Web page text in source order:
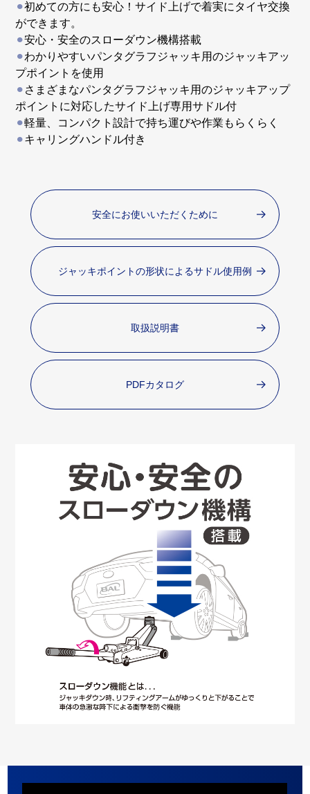
⚫︎初めての方にも安心！サイド上げで着実にタイヤ交換
ができます。
⚫︎安心・安全のスローダウン機構搭載
⚫︎わかりやすいパンタグラフジャッキ用のジャッキアッ
プポイントを使用
⚫︎ さまざまなパンタグラフジャッキ用のジャッキアップ
ポイントに対応したサイド上げ専用サドル付
⚫︎軽量、コンパクト設計で持ち運びや作業もらくらく
⚫︎キャリングハンドル付き
安全にお使いいただくために
ジャッキポイントの形状によるサドル使用例
取扱説明書
PDFカタログ